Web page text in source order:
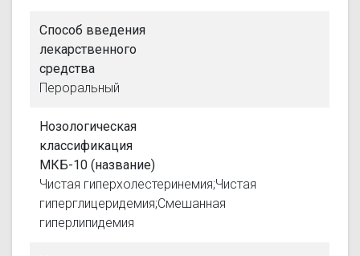
Способ введения
лекарственного
средства
Пероральный
Нозологическая
классификация
МКБ-10 (название)
Чистая гиперхолестеринемия;Чистая
гиперглицеридемия;Смешанная
гиперлипидемия